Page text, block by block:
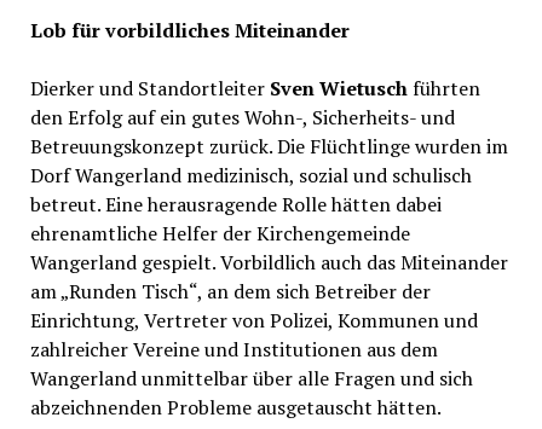
Lob für vorbildliches Miteinander
Dierker und StandortleiterSven Wietuschführten
den Erfolg auf ein gutes Wohn-, Sicherheits- und
Betreuungskonzept zurück. Die Flüchtlinge wurden im
Dorf Wangerland medizinisch, sozial und schulisch
betreut. Eine herausragende Rolle hätten dabei
ehrenamtliche Helfer der Kirchengemeinde
Wangerland gespielt. Vorbildlich auch das Miteinander
am „Runden Tisch“, an dem sich Betreiber der
Einrichtung, Vertreter von Polizei, Kommunen und
zahlreicher Vereine und Institutionen aus dem
Wangerland unmittelbar über alle Fragen und sich
abzeichnenden Probleme ausgetauscht hätten.